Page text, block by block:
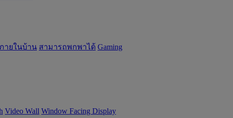
ายในบ้าน สามารถพกพาได้ Gaming
Video Wall Window Facing Display